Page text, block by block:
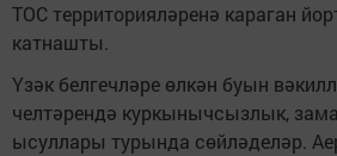
ТОС территорияләренә караган
катнашты.
Үзәк белгечләре өлкән буын
челтәрендә куркынычсызлык,
ысуллары турында сөйләделәр.